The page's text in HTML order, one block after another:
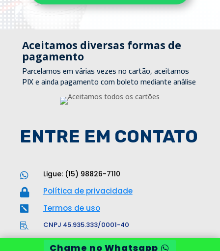
Aceitamos diversas formas de
pagamento
Parcelamos em várias vezes no cartão, aceitamos
PIX e ainda pagamento com boleto mediante análise
ENTRE EM CONTATO
 Ligue: (15) 98826-7110
 Política de privacidade
 Termos de uso
 CNPJ 45.935.333/0001-40
Chame no Whatsapp